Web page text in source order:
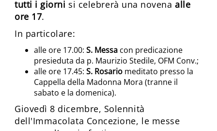
tutti i giorni si celebrerà una novena alle
ore 17.
In particolare:
alle ore 17.00: S. Messa con predicazione
presieduta da p. Maurizio Stedile, OFM Conv.;
alle ore 17.45: S. Rosario meditato presso la
Cappella della Madonna Mora (tranne il
sabato e la domenica).
Giovedì 8 dicembre, Solennità
dell'Immacolata Concezione, le messe